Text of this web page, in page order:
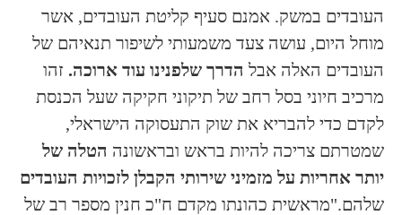
העובדים במשק. אמנם סעיף קליטת העובדים, אשר
מוחל היום, עושה צעד משמעותי לשיפור תנאיהם של
העובדים האלה אבל הדרך שלפנינו עוד ארוכה. זהו
מרכיב חיוני בסל רחב של תיקוני חקיקה שעל הכנסת
לקדם כדי להבריא את שוק התעסוקה הישראלי,
שמטרתם צריכה להיות בראש ובראשונה הטלה של
יותר אחריות על מזמיני שירותי הקבלן לזכויות העובדים
שלהם."מראשית כהונתו מקדם ח"כ חנין מספר רב של